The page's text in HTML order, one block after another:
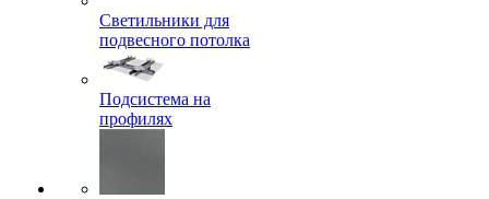
Светильники для
подвесного потолка
Подсистема на
профилях